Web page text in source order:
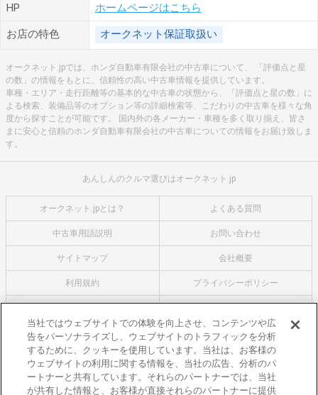
HP ホームページはこちら
お店の特色 オークネット保証取扱い
オークネット.jpでは、ホンダ自動車有限会社の中古車について、 「評価点と星
の数」の情報をもとに、信頼性の高い中古車情報を提供しています。
車種・エリア・走行距離等の基本的な中古車の状態から、「評価点と星の数」に
よる検索、装備品等のオプション等の詳細検索等、こだわりの中古車を様々な角
度から探すことが可能です。 国内外の各メーカー・車種を多く取り揃え、皆さ
まに安心と信頼のホンダ自動車有限会社の中古車についての情報をお届け致しま
す。
あんしんのクルマ選びはオークネット.jp
オークネット.jpとは？ よくある質問
中古車用語説明 お問い合わせ
サイトマップ 会社概要
利用規約 プライバシーポリシー
オークネットのその他のサービス
バイク関連サービス
中古バイクを探すならバイクの窓口
当社ではウェブサイトでの体験を向上させ、コンテンツや広
告をパーソナライズし、ウェブサイトのトラフィックを分析
するために、クッキーを使用しています。当社は、お客様の
ウェブサイトの利用に関する情報を、当社の広告、分析のパ
ートナーと共有しています。それらのパートナーでは、当社
が共有した情報と、お客様が直接それらのパートナーに提供